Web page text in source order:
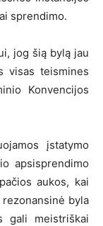
sprendimo.
jog šią bylą jau
visas teismines
Konvencijos
įstatymo
apsisprendimo
aukos, kai
byla
gali meistriškai